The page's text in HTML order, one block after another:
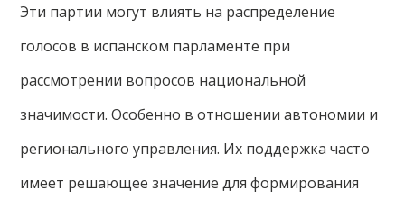
Эти партии могут влиять на распределение
голосов в испанском парламенте при
рассмотрении вопросов национальной
значимости. Особенно в отношении автономии и
регионального управления. Их поддержка часто
имеет решающее значение для формирования